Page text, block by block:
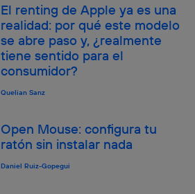
El renting de Apple ya es una
realidad: por qué este modelo
se abre paso y, ¿realmente
tiene sentido para el
consumidor?
Quelian Sanz
Open Mouse: configura tu
ratón sin instalar nada
Daniel Ruiz-Gopegui